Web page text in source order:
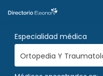
Especialidad médica
Ortopedia Y